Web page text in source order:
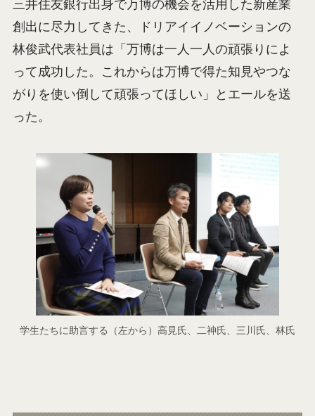
三井住友銀行出身で万博の機会を活用した新産業
創出に尽力してきた、ドリアイイノベーションの
林俊武代表社員は「万博は一人一人の頑張りによ
って成功した。これからは万博で得た知見やつな
がりを使い倒して頑張ってほしい」とエールを送
った。
学生たちに助言する（左から）高見氏、二神氏、三川氏、林氏